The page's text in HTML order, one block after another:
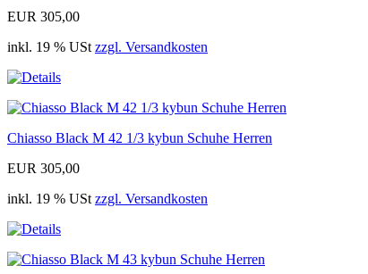
EUR 305,00
inkl. 19 % USt zzgl. Versandkosten
Chiasso Black M 42 1/3 kybun Schuhe Herren
EUR 305,00
inkl. 19 % USt zzgl. Versandkosten